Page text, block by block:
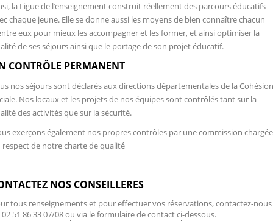
la Ligue de l’enseignement construit réellement des parcours éducatifs
chaque jeune. Elle se donne aussi les moyens de bien connaître chacun
eux pour mieux les accompagner et les former, et ainsi optimiser la
de ses séjours ainsi que le portage de son projet éducatif.
CONTRÔLE PERMANENT
nos séjours sont déclarés aux directions départementales de la Cohésion
Nos locaux et les projets de nos équipes sont contrôlés tant sur la
des activités que sur la sécurité.
exerçons également nos propres contrôles par une commission chargée
respect de notre charte de qualité
NOS CONSEILLERES
tous renseignements et pour effectuer vos réservations, contactez-nous
02 51 86 33 07/08 ou via le formulaire de contact ci-dessous.